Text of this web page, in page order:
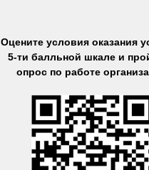
Оцените условия оказания
5-ти балльной шкале и
опрос по работе